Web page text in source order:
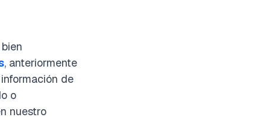
, anteriormente
de
o
nuestro